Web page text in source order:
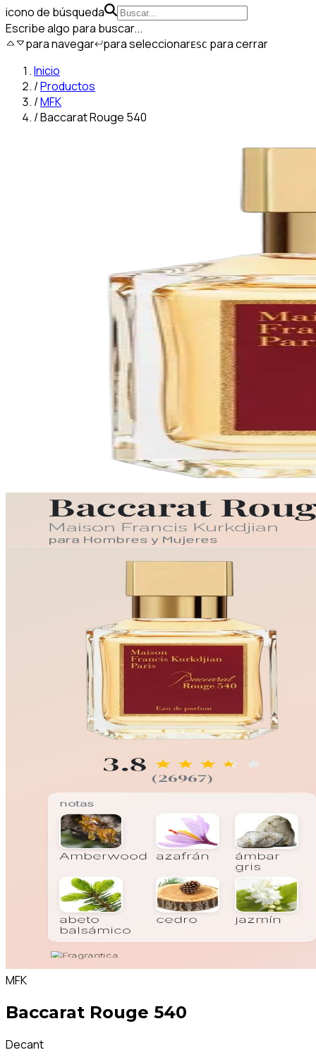
icono de búsqueda
Escribe algo para buscar...
para navegar para seleccionarESC para cerrar
Inicio
/Productos
/MFK
/Baccarat Rouge 540
MFK
Baccarat Rouge 540
Decant